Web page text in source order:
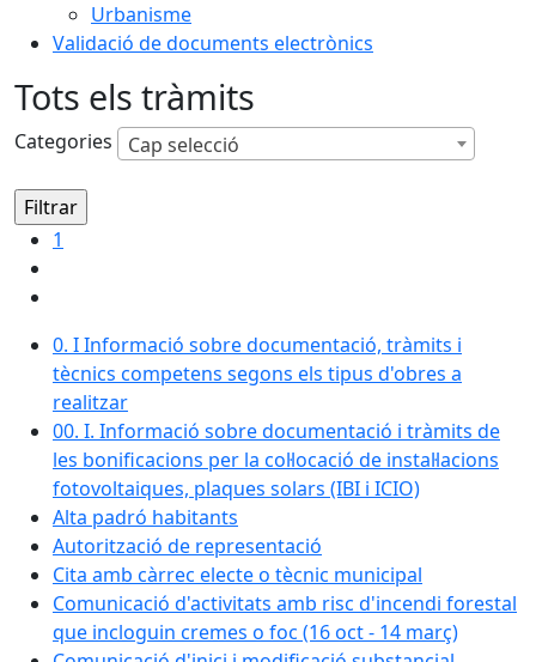
Urbanisme
Validació de documents electrònics
Tots els tràmits
Categories Cap selecció
1
0. I Informació sobre documentació, tràmits i
tècnics competens segons els tipus d'obres a
realitzar
00. I. Informació sobre documentació i tràmits de
les bonificacions per la col·locació de instal·lacions
fotovoltaiques, plaques solars (IBI i ICIO)
Alta padró habitants
Autorització de representació
Cita amb càrrec electe o tècnic municipal
Comunicació d'activitats amb risc d'incendi forestal
que incloguin cremes o foc (16 oct - 14 març)